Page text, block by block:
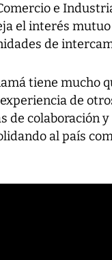
e
el interés
de
tiene mucho
de
de colaboración
al país